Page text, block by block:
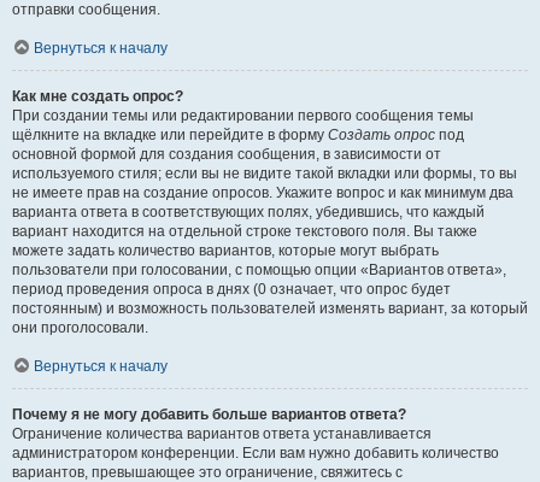
отправки сообщения.
Вернуться к началу
Как мне создать опрос?
При создании темы или редактировании первого сообщения темы
щёлкните на вкладке или перейдите в форму Создать опрос под
основной формой для создания сообщения, в зависимости от
используемого стиля; если вы не видите такой вкладки или формы, то вы
не имеете прав на создание опросов. Укажите вопрос и как минимум два
варианта ответа в соответствующих полях, убедившись, что каждый
вариант находится на отдельной строке текстового поля. Вы также
можете задать количество вариантов, которые могут выбрать
пользователи при голосовании, с помощью опции «Вариантов ответа»,
период проведения опроса в днях (0 означает, что опрос будет
постоянным) и возможность пользователей изменять вариант, за который
они проголосовали.
Вернуться к началу
Почему я не могу добавить больше вариантов ответа?
Ограничение количества вариантов ответа устанавливается
администратором конференции. Если вам нужно добавить количество
вариантов, превышающее это ограничение, свяжитесь с